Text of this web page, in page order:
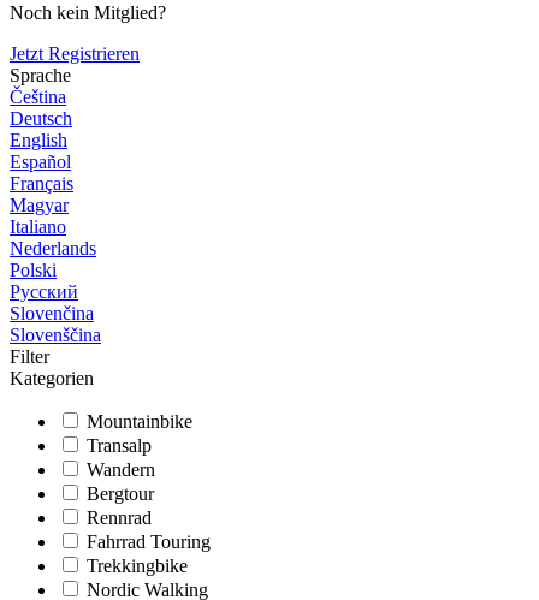
Noch kein Mitglied?
Jetzt Registrieren
Sprache
Čeština
Deutsch
English
Español
Français
Magyar
Italiano
Nederlands
Polski
Русский
Slovenčina
Slovenščina
Filter
Kategorien
Mountainbike
Transalp
Wandern
Bergtour
Rennrad
Fahrrad Touring
Trekkingbike
Nordic Walking